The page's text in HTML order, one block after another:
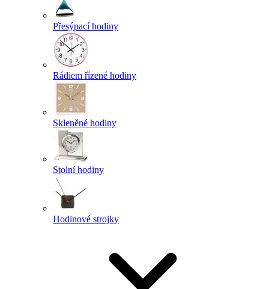
Přesýpací hodiny
Rádiem řízené hodiny
Skleněné hodiny
Stolní hodiny
Hodinové strojky